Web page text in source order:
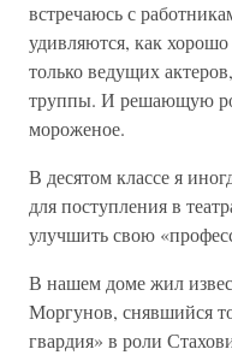
встречаюсь с
удивляются, как
только ведущих
труппы. И решающую
мороженое.
В десятом классе я
для поступления в
улучшить свою
В нашем доме жил
Моргунов, снявшийся
гвардия» в роли